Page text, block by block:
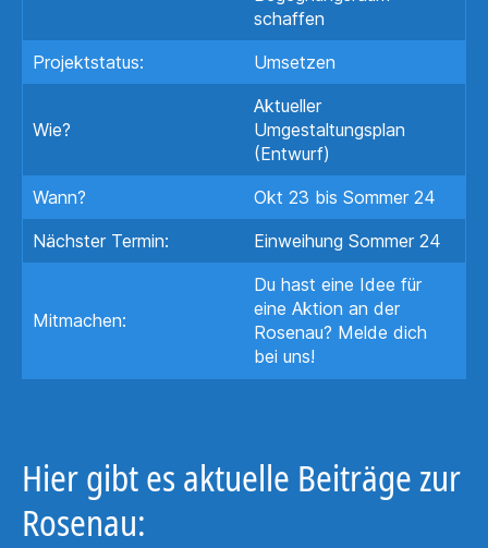
schaffen
Projektstatus:
Umsetzen
Wie?
Aktueller
Umgestaltungsplan
(Entwurf)
Wann?
Okt 23 bis Sommer 24
Nächster Termin:
Einweihung Sommer 24
Mitmachen:
Du hast eine Idee für
eine Aktion an der
Rosenau? Melde dich
bei uns!
Hier gibt es aktuelle Beiträge zur
Rosenau: